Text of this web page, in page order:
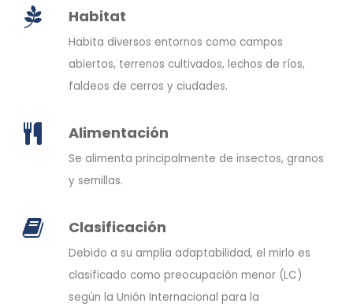
Habitat
Habita diversos entornos como campos
abiertos, terrenos cultivados, lechos de ríos,
faldeos de cerros y ciudades.
Alimentación
Se alimenta principalmente de insectos, granos
y semillas.
Clasificación
Debido a su amplia adaptabilidad, el mirlo es
clasificado como preocupación menor (LC)
según la Unión Internacional para la